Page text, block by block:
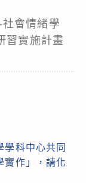
會情緒學
習實施計畫
學科中心共同
實作」，請化